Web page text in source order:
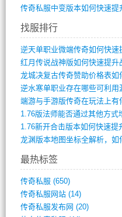
找服排行
龙城决复古传奇赞助价格表如
端游与手游版传奇在玩法上有
1.76版法师能否通过其他方式
1.76新开合击版本如何快速提
最热标签
传奇私服 (650)
传奇私服网站(14)
传奇私服发布网 (20)